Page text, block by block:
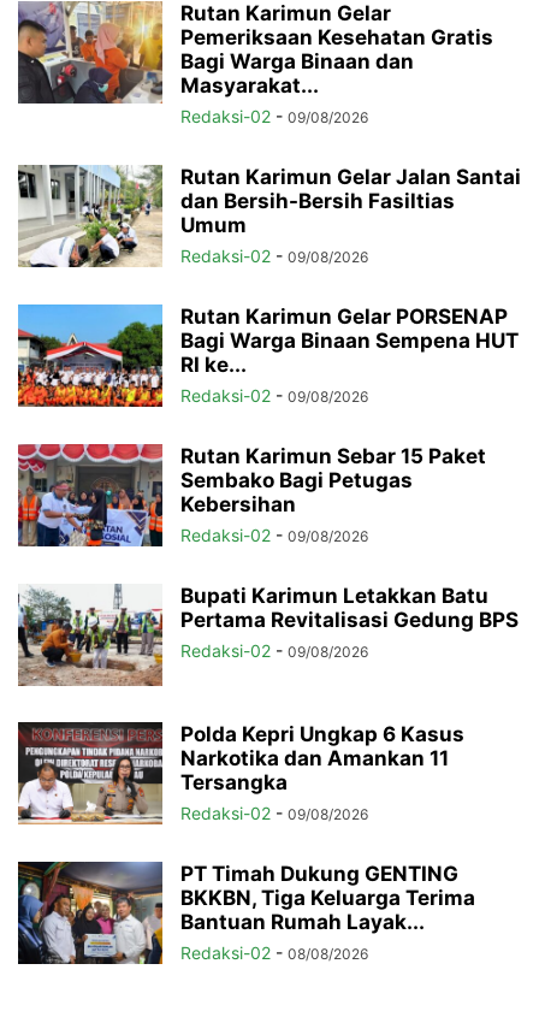
Rutan Karimun Gelar
Pemeriksaan Kesehatan Gratis
Bagi Warga Binaan dan
Masyarakat...
Redaksi-02 - 09/08/2026
Rutan Karimun Gelar Jalan Santai
dan Bersih-Bersih Fasiltias
Umum
Redaksi-02 - 09/08/2026
Rutan Karimun Gelar PORSENAP
Bagi Warga Binaan Sempena HUT
RI ke...
Redaksi-02 - 09/08/2026
Rutan Karimun Sebar 15 Paket
Sembako Bagi Petugas
Kebersihan
Redaksi-02 - 09/08/2026
Bupati Karimun Letakkan Batu
Pertama Revitalisasi Gedung BPS
Redaksi-02 - 09/08/2026
Polda Kepri Ungkap 6 Kasus
Narkotika dan Amankan 11
Tersangka
Redaksi-02 - 09/08/2026
PT Timah Dukung GENTING
BKKBN, Tiga Keluarga Terima
Bantuan Rumah Layak...
Redaksi-02 - 08/08/2026